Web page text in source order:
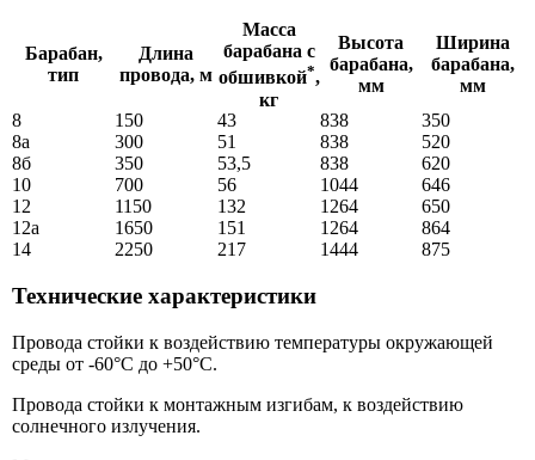
Барабан,
тип
Длина
провода, м
Масса
барабана с
обшивкой*,
кг
Высота
барабана,
мм
Ширина
барабана,
мм
8
150 43 838
350
8а
300 51 838
520
8б
350 53,5 838
620
10
700 56 1044
646
12
1150 132 1264
650
12а
1650 151 1264
864
14
2250 217 1444 875
Технические характеристики
Провода стойки к воздействию температуры окружающей
среды от -60°С до +50°С.
Провода стойки к монтажным изгибам, к воздействию
солнечного излучения.